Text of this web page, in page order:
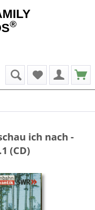
®
ich nach -
(CD)